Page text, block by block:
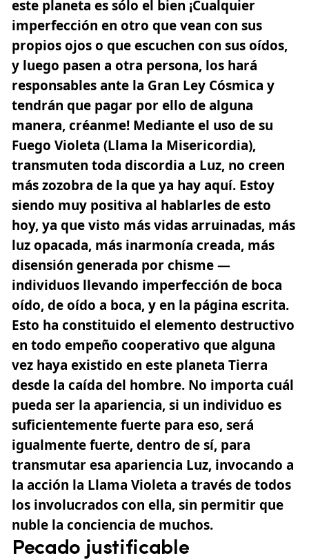
este planeta es sólo el bien ¡Cualquier
imperfección en otro que vean con sus
propios ojos o que escuchen con sus oídos,
y luego pasen a otra persona, los hará
responsables ante la Gran Ley Cósmica y
tendrán que pagar por ello de alguna
manera, créanme! Mediante el uso de su
Fuego Violeta (Llama la Misericordia),
transmuten toda discordia a Luz, no creen
más zozobra de la que ya hay aquí. Estoy
siendo muy positiva al hablarles de esto
hoy, ya que visto más vidas arruinadas, más
luz opacada, más inarmonía creada, más
disensión generada por chisme —
individuos llevando imperfección de boca
oído, de oído a boca, y en la página escrita.
Esto ha constituido el elemento destructivo
en todo empeño cooperativo que alguna
vez haya existido en este planeta Tierra
desde la caída del hombre. No importa cuál
pueda ser la apariencia, si un individuo es
suficientemente fuerte para eso, será
igualmente fuerte, dentro de sí, para
transmutar esa apariencia Luz, invocando a
la acción la Llama Violeta a través de todos
los involucrados con ella, sin permitir que
nuble la conciencia de muchos.
Pecado justificable